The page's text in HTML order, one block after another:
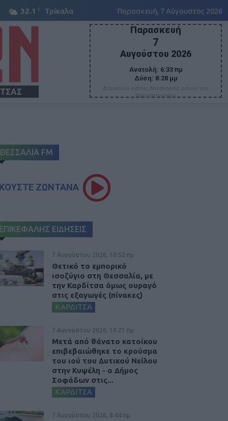
32.1 C Τρίκαλα Παρασκευή, 7 Αύγουστος 2026
Παρασκευή
7
Αυγούστου 2026
Ανατολή: 6:33 πμ
Δύση: 8:28 μμ
Δομετίου οσίου, Νικάνορος οσίου του
θαυματουργού
ΘΕΣΣΑΛΙΑ FM
ΖΩΝΤΑΝΑ
ΕΠΙΚΕΦΑΛΗΣ ΕΙΔΗΣΕΙΣ
7 Αυγούστου 2026, 10:52 πμ
Θετικό το εμπορικό
ισοζύγιο στη Θεσσαλία, με
την Καρδίτσα όμως ουραγό
στις εξαγωγές (πίνακες)
ΚΑΡΔΙΤΣΑ
7 Αυγούστου 2026, 10:21 πμ
Μετά από θάνατο κατοίκου
επιβεβαιώθηκε το κρούσμα
του ιού του Δυτικού Νείλου
στην Κυψέλη - ο Δήμος
Σοφάδων στις...
ΚΑΡΔΙΤΣΑ
7 Αυγούστου 2026, 8:44 πμ